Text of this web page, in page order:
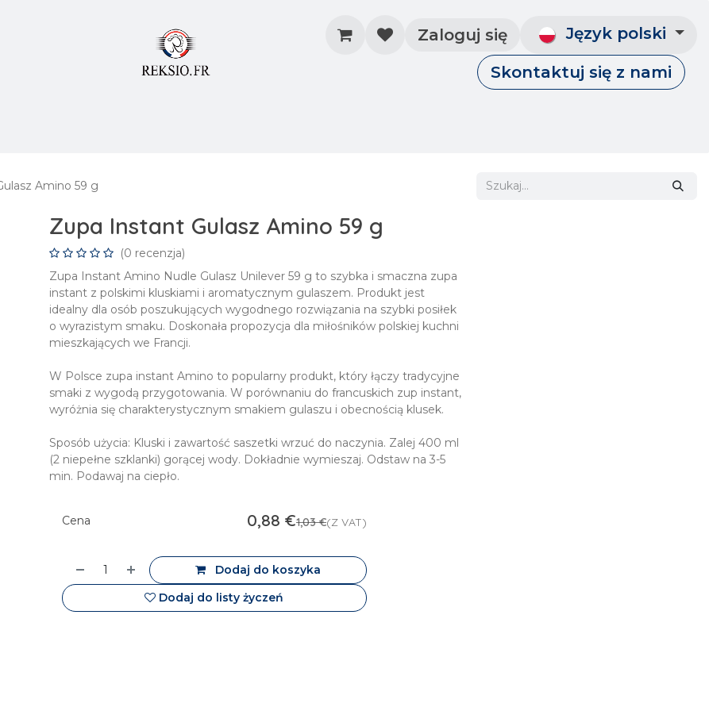
Zaloguj się Język polski
Skontaktuj się z nami
Amino 59 g
Zupa Instant Gulasz Amino 59 g
(0 recenzja)
Zupa Instant Amino Nudle Gulasz Unilever 59 g to szybka i smaczna zupa
instant z polskimi kluskiami i aromatycznym gulaszem. Produkt jest
idealny dla osób poszukujących wygodnego rozwiązania na szybki posiłek
o wyrazistym smaku. Doskonała propozycja dla miłośników polskiej kuchni
mieszkających we Francji.
W Polsce zupa instant Amino to popularny produkt, który łączy tradycyjne
smaki z wygodą przygotowania. W porównaniu do francuskich zup instant,
wyróżnia się charakterystycznym smakiem gulaszu i obecnością klusek.
Sposób użycia: Kluski i zawartość saszetki wrzuć do naczynia. Zalej 400 ml
(2 niepełne szklanki) gorącej wody. Dokładnie wymieszaj. Odstaw na 3-5
min. Podawaj na ciepło.
Dodaj do koszyka
Dodaj do listy życzeń
Cena 0,88 €1,03€(Z VAT)